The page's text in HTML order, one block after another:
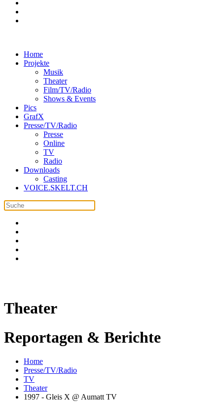
Home
Projekte
Musik
Theater
Film/TV/Radio
Shows & Events
Pics
GrafX
Presse/TV/Radio
Presse
Online
TV
Radio
Downloads
Casting
VOICE.SKELT.CH
Theater
Reportagen & Berichte
Home
Presse/TV/Radio
TV
Theater
1997 - Gleis X @ Aumatt TV